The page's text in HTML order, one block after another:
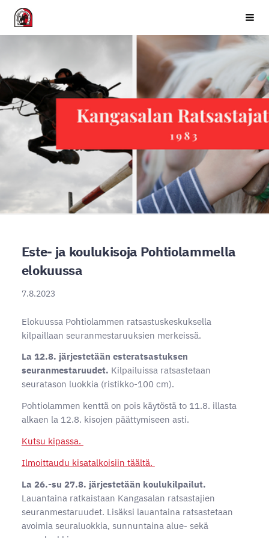
Siirry
sivun
Kangasalan Ratsastajat ry
Este- ja koulukisoja Pohtiolammella
elokuussa
7.8.2023
Elokuussa Pohtiolammen ratsastuskeskuksella
kilpaillaan seuranmestaruuksien merkeissä.
La 12.8. järjestetään esteratsastuksen
seuranmestaruudet. Kilpailuissa ratsastetaan
seuratason luokkia (ristikko-100 cm).
Pohtiolammen kenttä on pois käytöstä to 11.8. illasta
alkaen la 12.8. kisojen päättymiseen asti.
Kutsu kipassa.
Ilmoittaudu kisatalkoisiin täältä.
La 26.-su 27.8. järjestetään koulukilpailut.
Lauantaina ratkaistaan Kangasalan ratsastajien
seuranmestaruudet. Lisäksi lauantaina ratsastetaan
avoimia seuraluokkia, sunnuntaina alue- sekä